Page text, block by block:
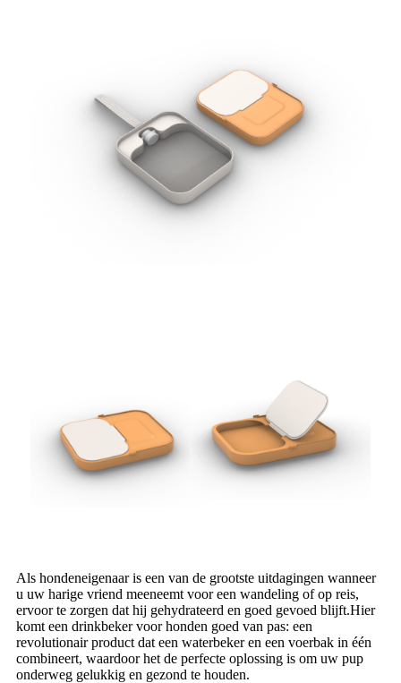
Als hondeneigenaar is een van de grootste uitdagingen wanneer
u uw harige vriend meeneemt voor een wandeling of op reis,
ervoor te zorgen dat hij gehydrateerd en goed gevoed blijft.Hier
komt een drinkbeker voor honden goed van pas: een
revolutionair product dat een waterbeker en een voerbak in één
combineert, waardoor het de perfecte oplossing is om uw pup
onderweg gelukkig en gezond te houden.